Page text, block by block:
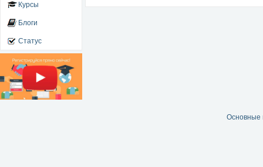
Курсы
Блоги
Статус
Основные